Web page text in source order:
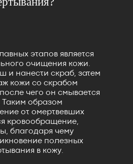
этапов является
очищения кожи.
и нанести скраб, затем
кожи со скрабом
чего он смывается
образом
от омертвевших
кровообращение,
благодаря чему
полезных
в кожу.